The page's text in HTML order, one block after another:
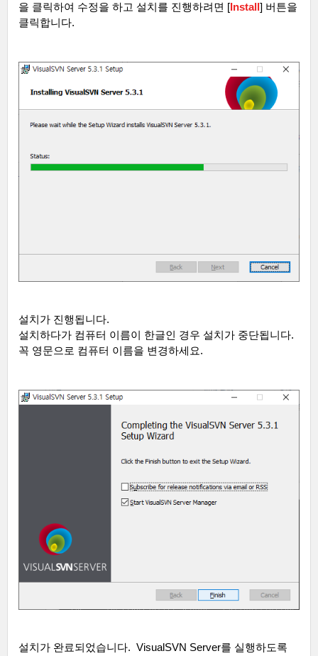
을 클릭하여 수정을 하고 설치를 진행하려면 [Install] 버튼을
클릭합니다.
설치가 진행됩니다.
설치하다가 컴퓨터 이름이 한글인 경우 설치가 중단됩니다.
꼭 영문으로 컴퓨터 이름을 변경하세요.
설치가 완료되었습니다. VisualSVN Server를 실행하도록